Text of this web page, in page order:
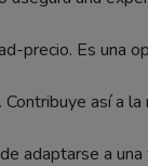
precio. Es una
así a
adaptarse a